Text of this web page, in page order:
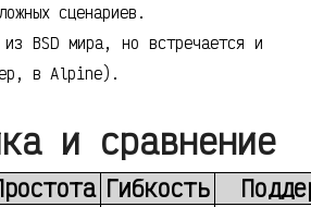
сценариев.
BSD мира, но встречается и
в Alpine).
и сравнение
Гибкость